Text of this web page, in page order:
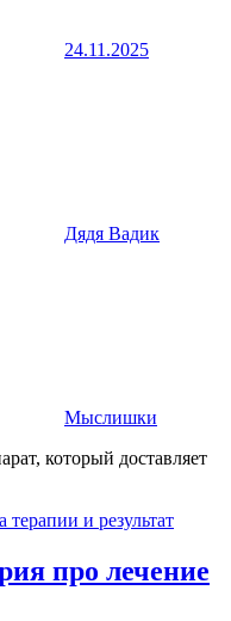
24.11.2025
Дядя Вадик
Мыслишки
который доставляет
про лечение